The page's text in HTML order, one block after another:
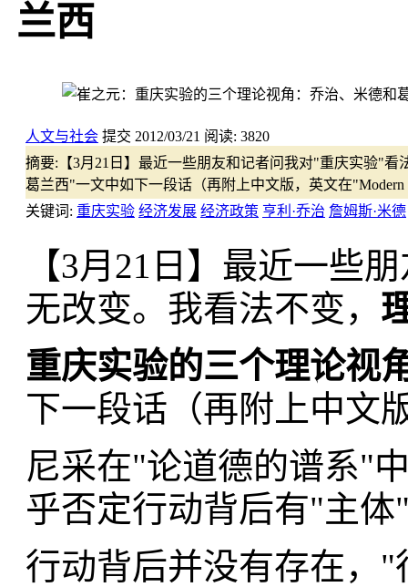
兰西
人文与社会 提交 2012/03/21 阅读: 3820
摘要: 【3月21日】最近一些朋友和记者问我对"重庆实验"
葛兰西"​一文中如下一段话（再附上中文版，英文在"Modern
关键词: 重庆实验 经济发展 经济政策 亨利·乔治 詹姆斯·米德
【3月21日】最近一些
无改变。​我看法不变，
重庆实验的三个理论视
下一段话（再附上中文
尼采在"论道德的谱系"
乎否定行动背后有"主
行动背后并没有存在，